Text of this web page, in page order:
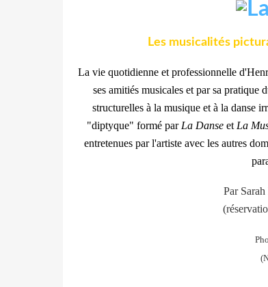
Les musicalités
La vie quotidienne et professionnelle
ses amitiés musicales et par sa pratique
structurelles à la musique et à la danse
"diptyque" formé par La Danse et La
entretenues par l'artiste avec les autres
Par